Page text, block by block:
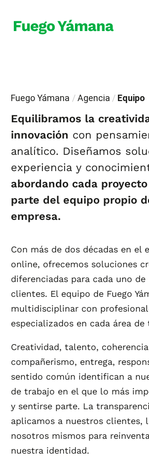
Fuego Yámana / Agencia / Equipo
Equilibramos la
innovación con
analítico. Diseñamos
abordando cada
parte del equipo propio
empresa.
Con más de dos décadas en el
online, ofrecemos soluciones
diferenciadas para cada uno de
clientes. El equipo de Fuego
multidisciplinar con
especializados en cada área de
Creatividad, talento,
compañerismo, entrega,
sentido común identifican a
de trabajo en el que lo más
y sentirse parte. La
aplicamos a nuestros clientes,
nosotros mismos para
nuestra identidad.